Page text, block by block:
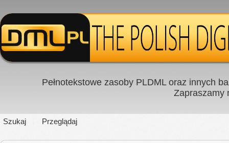
Pełnotekstowe zasoby PLDML oraz innych
Zapraszamy
Szukaj Przeglądaj